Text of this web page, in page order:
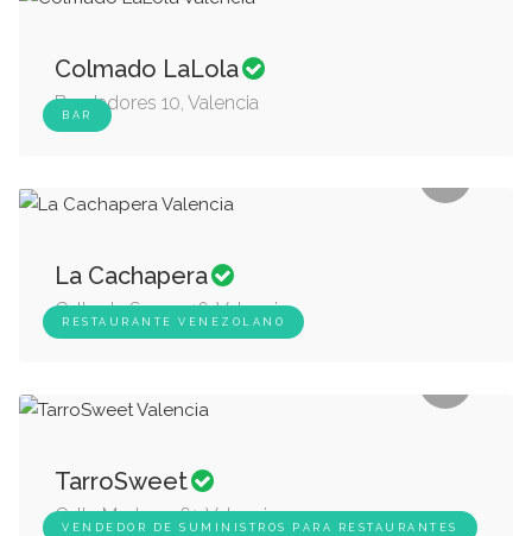
BAR
Colmado LaLola
Bordadores 10, Valencia
RESTAURANTE VENEZOLANO
La Cachapera
Calle de Sueca 46, Valencia
VENDEDOR DE SUMINISTROS PARA RESTAURANTES
TarroSweet
Calle Maderas 61, Valencia